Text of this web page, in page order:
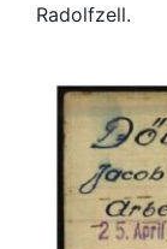
Radolfzell.